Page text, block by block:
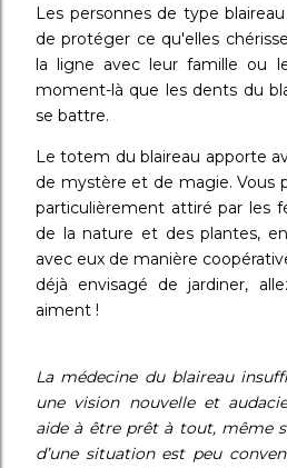
Les personnes de type
de protéger ce qu'elles
la ligne avec leur famille ou
moment-là que les dents du
se battre.
Le totem du blaireau apporte
de mystère et de magie. Vous
particulièrement attiré par les
de la nature et des plantes,
avec eux de manière
déjà envisagé de jardiner,
aiment !
La médecine du blaireau
une vision nouvelle et
aide à être prêt à tout, même
d’une situation est peu